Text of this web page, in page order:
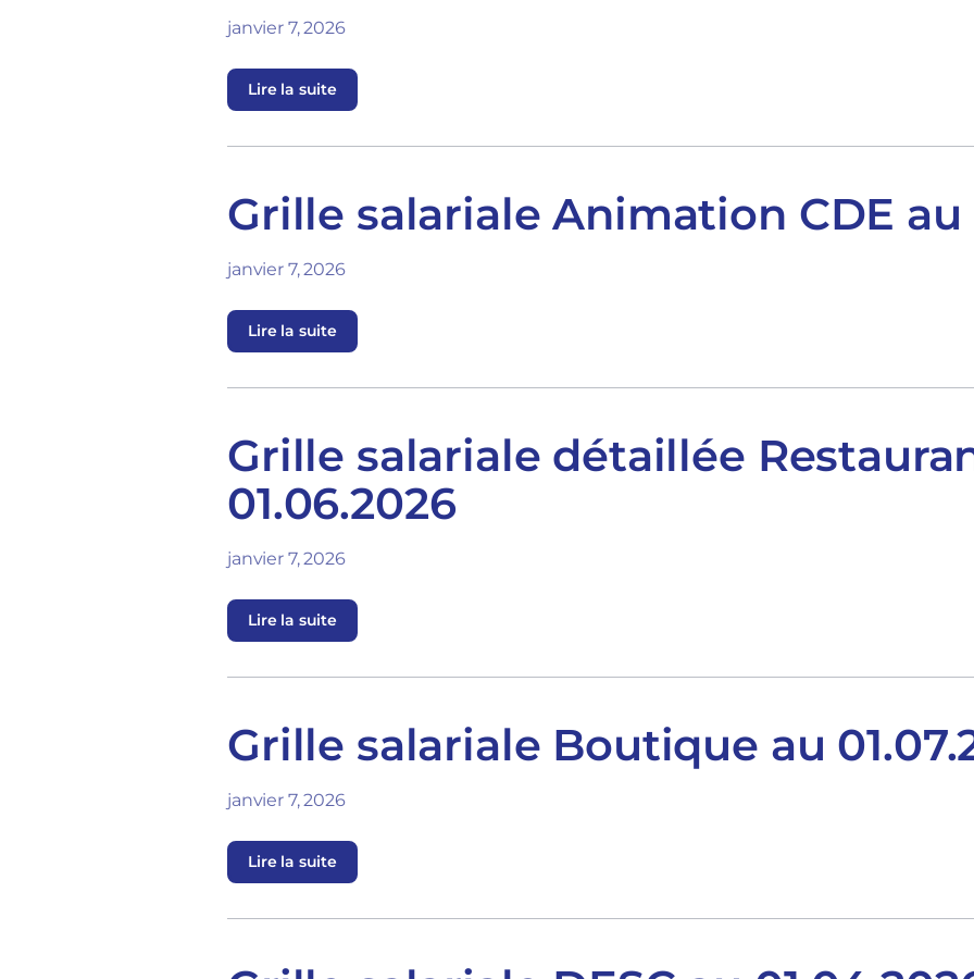
janvier 7, 2026
Lire la suite
Grille salariale Animation CDE au
janvier 7, 2026
Lire la suite
Grille salariale détaillée
01.06.2026
janvier 7, 2026
Lire la suite
Grille salariale Boutique au
janvier 7, 2026
Lire la suite